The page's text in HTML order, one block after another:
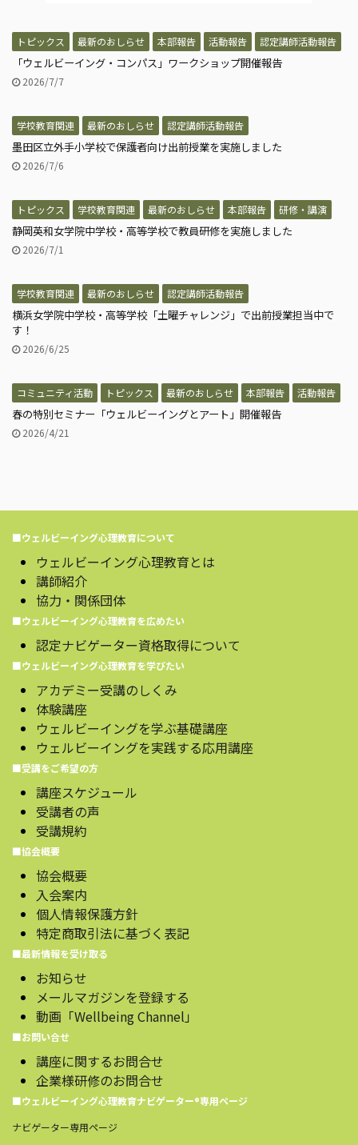
トピックス 最新のおしらせ 本部報告 活動報告 認定講師活動報告
「ウェルビーイング・コンパス」ワークショップ開催報告
2026/7/7
学校教育関連 最新のおしらせ 認定講師活動報告
墨田区立外手小学校で保護者向け出前授業を実施しました
2026/7/6
トピックス 学校教育関連 最新のおしらせ 本部報告 研修・講演
静岡英和女学院中学校・高等学校で教員研修を実施しました
2026/7/1
学校教育関連 最新のおしらせ 認定講師活動報告
横浜女学院中学校・高等学校「土曜チャレンジ」で出前授業担当中で
す！
2026/6/25
コミュニティ活動 トピックス 最新のおしらせ 本部報告 活動報告
春の特別セミナー「ウェルビーイングとアート」開催報告
2026/4/21
■ウェルビーイング心理教育について
ウェルビーイング心理教育とは
講師紹介
協力・関係団体
■ウェルビーイング心理教育を広めたい
認定ナビゲーター資格取得について
■ウェルビーイング心理教育を学びたい
アカデミー受講のしくみ
体験講座
ウェルビーイングを学ぶ基礎講座
ウェルビーイングを実践する応用講座
■受講をご希望の方
講座スケジュール
受講者の声
受講規約
■協会概要
協会概要
入会案内
個人情報保護方針
特定商取引法に基づく表記
■最新情報を受け取る
お知らせ
メールマガジンを登録する
動画「Wellbeing Channel」
■お問い合せ
講座に関するお問合せ
企業様研修のお問合せ
■ウェルビーイング心理教育ナビゲーター®️専用ページ
ナビゲーター専用ページ